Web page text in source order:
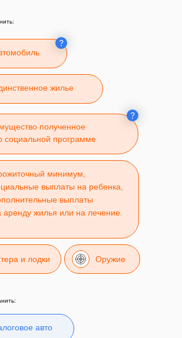
Оружие
и лодки
авто
жилье
полученное
социальной программе
минимум,
выплаты на ребенка,
выплаты
аренду жилья или на лечение.